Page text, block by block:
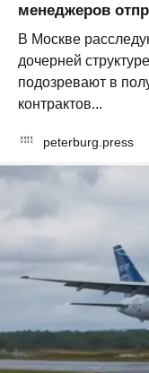
менеджеров
В Москве
дочерней
подозревают в
контрактов...
peterburg.press